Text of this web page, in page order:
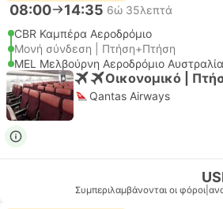
08:00 14:35 6ώ 35λεπτά
CBR Καμπέρα Αεροδρόμιο
Μονή σύνδεση | Πτήση+Πτήση
MEL Μελβούρνη Αεροδρόμιο Αυστραλία
Οικονομικό |
Qantas Airways
Συμπεριλαμβάνονται οι φόροι